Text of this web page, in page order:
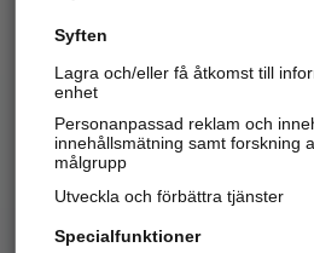
Hitta.se - Gratis
Sök företag, personer och platser.
Hitta telefonnummer, adresser,
Syften
Lagra och/eller få åtkomst till
enhet
Personanpassad reklam och
innehållsmätning samt forskning
målgrupp
Utveckla och förbättra tjänster
Specialfunktioner